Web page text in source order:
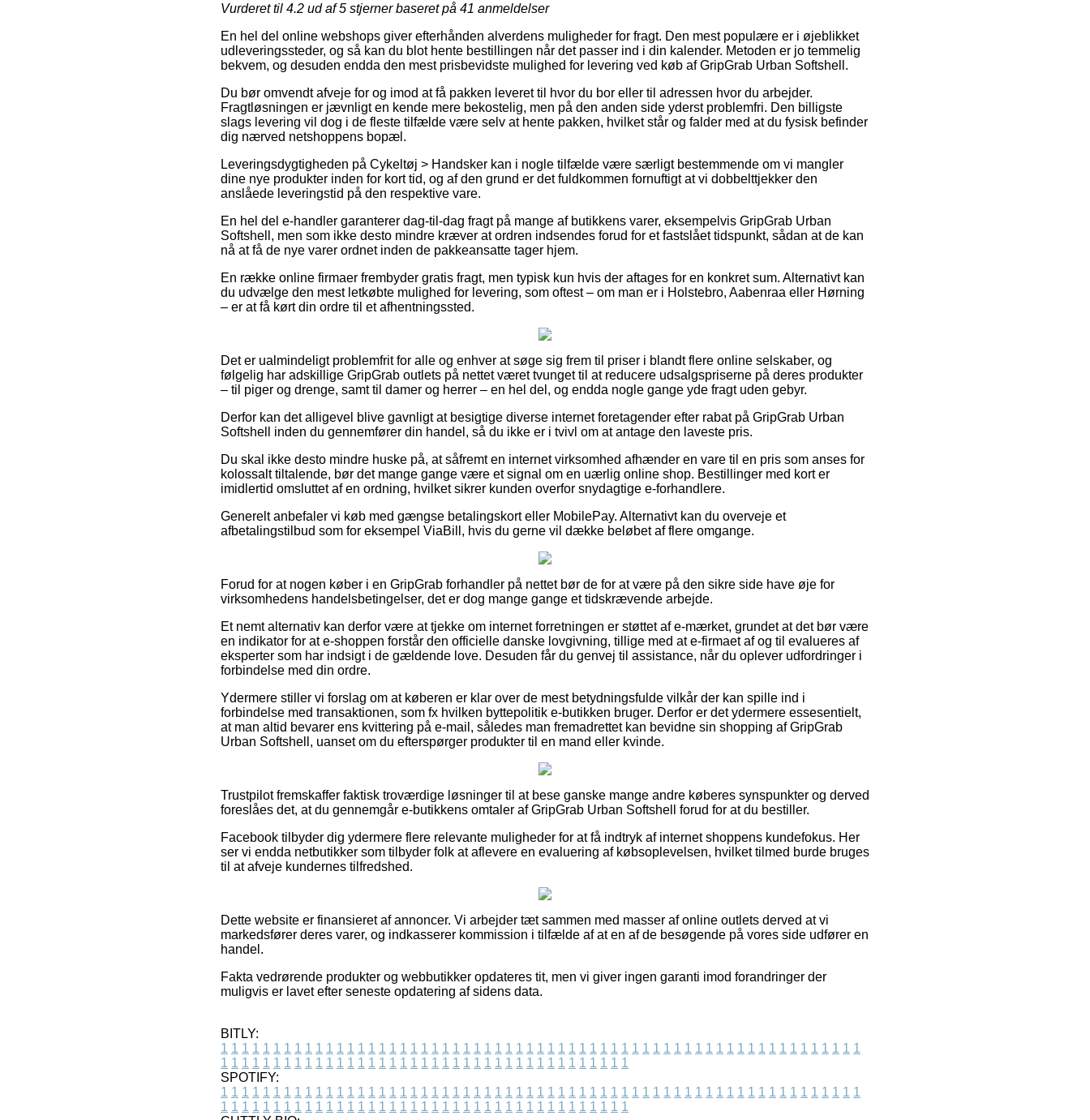
Vurderet til 4.2 ud af 5 stjerner baseret på 41 anmeldelser
En hel del online webshops giver efterhånden alverdens muligheder for fragt. Den mest populære er i øjeblikket
udleveringssteder, og så kan du blot hente bestillingen når det passer ind i din kalender. Metoden er jo temmelig
bekvem, og desuden endda den mest prisbevidste mulighed for levering ved køb af GripGrab Urban Softshell.
Du bør omvendt afveje for og imod at få pakken leveret til hvor du bor eller til adressen hvor du arbejder.
Fragtløsningen er jævnligt en kende mere bekostelig, men på den anden side yderst problemfri. Den billigste
slags levering vil dog i de fleste tilfælde være selv at hente pakken, hvilket står og falder med at du fysisk befinder
dig nærved netshoppens bopæl.
Leveringsdygtigheden på Cykeltøj > Handsker kan i nogle tilfælde være særligt bestemmende om vi mangler
dine nye produkter inden for kort tid, og af den grund er det fuldkommen fornuftigt at vi dobbelttjekker den
anslåede leveringstid på den respektive vare.
En hel del e-handler garanterer dag-til-dag fragt på mange af butikkens varer, eksempelvis GripGrab Urban
Softshell, men som ikke desto mindre kræver at ordren indsendes forud for et fastslået tidspunkt, sådan at de kan
nå at få de nye varer ordnet inden de pakkeansatte tager hjem.
En række online firmaer frembyder gratis fragt, men typisk kun hvis der aftages for en konkret sum. Alternativt kan
du udvælge den mest letkøbte mulighed for levering, som oftest – om man er i Holstebro, Aabenraa eller Hørning
– er at få kørt din ordre til et afhentningssted.
Det er ualmindeligt problemfrit for alle og enhver at søge sig frem til priser i blandt flere online selskaber, og
følgelig har adskillige GripGrab outlets på nettet været tvunget til at reducere udsalgspriserne på deres produkter
– til piger og drenge, samt til damer og herrer – en hel del, og endda nogle gange yde fragt uden gebyr.
Derfor kan det alligevel blive gavnligt at besigtige diverse internet foretagender efter rabat på GripGrab Urban
Softshell inden du gennemfører din handel, så du ikke er i tvivl om at antage den laveste pris.
Du skal ikke desto mindre huske på, at såfremt en internet virksomhed afhænder en vare til en pris som anses for
kolossalt tiltalende, bør det mange gange være et signal om en uærlig online shop. Bestillinger med kort er
imidlertid omsluttet af en ordning, hvilket sikrer kunden overfor snydagtige e-forhandlere.
Generelt anbefaler vi køb med gængse betalingskort eller MobilePay. Alternativt kan du overveje et
afbetalingstilbud som for eksempel ViaBill, hvis du gerne vil dække beløbet af flere omgange.
Forud for at nogen køber i en GripGrab forhandler på nettet bør de for at være på den sikre side have øje for
virksomhedens handelsbetingelser, det er dog mange gange et tidskrævende arbejde.
Et nemt alternativ kan derfor være at tjekke om internet forretningen er støttet af e-mærket, grundet at det bør være
en indikator for at e-shoppen forstår den officielle danske lovgivning, tillige med at e-firmaet af og til evalueres af
eksperter som har indsigt i de gældende love. Desuden får du genvej til assistance, når du oplever udfordringer i
forbindelse med din ordre.
Ydermere stiller vi forslag om at køberen er klar over de mest betydningsfulde vilkår der kan spille ind i
forbindelse med transaktionen, som fx hvilken byttepolitik e-butikken bruger. Derfor er det ydermere essesentielt,
at man altid bevarer ens kvittering på e-mail, således man fremadrettet kan bevidne sin shopping af GripGrab
Urban Softshell, uanset om du efterspørger produkter til en mand eller kvinde.
Trustpilot fremskaffer faktisk troværdige løsninger til at bese ganske mange andre køberes synspunkter og derved
foreslåes det, at du gennemgår e-butikkens omtaler af GripGrab Urban Softshell forud for at du bestiller.
Facebook tilbyder dig ydermere flere relevante muligheder for at få indtryk af internet shoppens kundefokus. Her
ser vi endda netbutikker som tilbyder folk at aflevere en evaluering af købsoplevelsen, hvilket tilmed burde bruges
til at afveje kundernes tilfredshed.
Dette website er finansieret af annoncer. Vi arbejder tæt sammen med masser af online outlets derved at vi
markedsfører deres varer, og indkasserer kommission i tilfælde af at en af de besøgende på vores side udfører en
handel.
Fakta vedrørende produkter og webbutikker opdateres tit, men vi giver ingen garanti imod forandringer der
muligvis er lavet efter seneste opdatering af sidens data.
BITLY:
1 1 1 1 1 1 1 1 1 1 1 1 1 1 1 1 1 1 1 1 1 1 1 1 1 1 1 1 1 1 1 1 1 1 1 1 1 1 1 1 1 1 1 1 1 1 1 1 1 1 1 1 1 1 1 1 1 1 1 1 1
1 1 1 1 1 1 1 1 1 1 1 1 1 1 1 1 1 1 1 1 1 1 1 1 1 1 1 1 1 1 1 1 1 1 1 1 1 1 1
SPOTIFY:
1 1 1 1 1 1 1 1 1 1 1 1 1 1 1 1 1 1 1 1 1 1 1 1 1 1 1 1 1 1 1 1 1 1 1 1 1 1 1 1 1 1 1 1 1 1 1 1 1 1 1 1 1 1 1 1 1 1 1 1 1
1 1 1 1 1 1 1 1 1 1 1 1 1 1 1 1 1 1 1 1 1 1 1 1 1 1 1 1 1 1 1 1 1 1 1 1 1 1 1